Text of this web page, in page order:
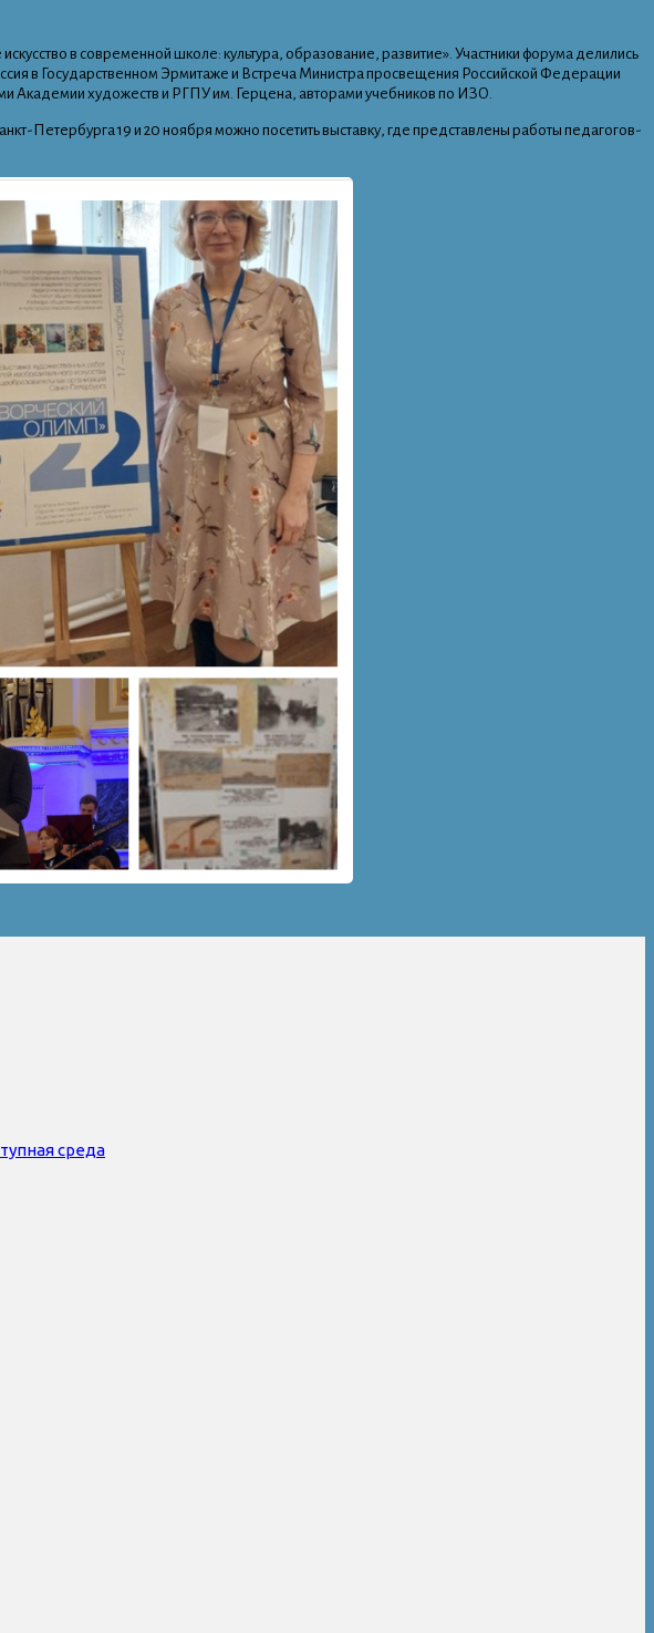
в современной школе: культура, образование, развитие». Участники форума делились
в Государственном Эрмитаже и Встреча Министра просвещения Российской Федерации
Академии художеств и РГПУ им. Герцена, авторами учебников по ИЗО.
Петербурга 19 и 20 ноября можно посетить выставку, где представлены работы педагогов-
среда